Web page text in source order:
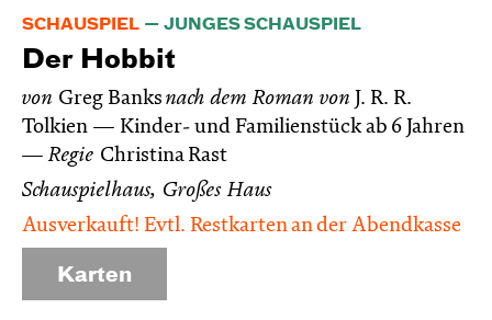
SCHAUSPIEL JUNGES SCHAUSPIEL
Der Hobbit
von Greg Banks nach dem Roman von J. R. R.
Tolkien
Kinder- und Familienstück ab 6 Jahren
Regie Christina Rast
Schauspielhaus, Großes Haus
Ausverkauft! Evtl. Restkarten an der Abendkasse
Karten